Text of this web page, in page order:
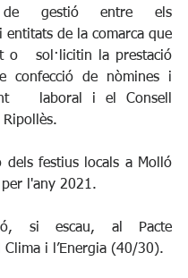
de gestió entre els
entitats de la comarca que
o   sol·licitin la prestació
confecció de nòmines i
laboral i el Consell
dels festius locals a Molló
l'any 2021.
si escau, al Pacte
Clima i l’Energia (40/30).